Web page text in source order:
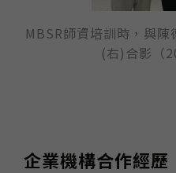
MBSR師資培訓時，與
(右)合影（
企業機構合作經歷